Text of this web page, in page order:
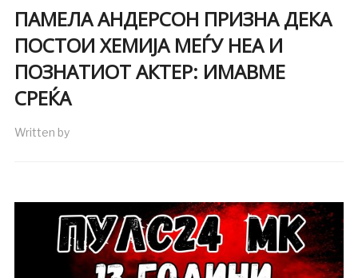
ПАМЕЛА АНДЕРСОН ПРИЗНА ДЕКА
ПОСТОИ ХЕМИЈА МЕЃУ НЕА И
ПОЗНАТИОТ АКТЕР: ИМАВМЕ
СРЕЌА
Written by